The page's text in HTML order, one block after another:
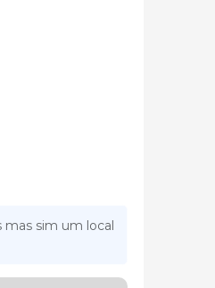
mas sim um local